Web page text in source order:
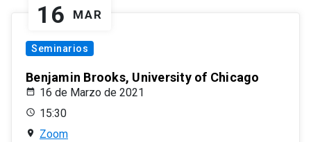
16 MAR
Seminarios
Benjamin Brooks, University of Chicago
16 de Marzo de 2021
15:30
Zoom